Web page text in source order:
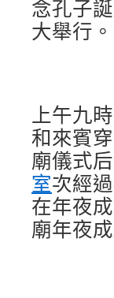
念孔子
大舉行。
上午九
和來賓
廟儀式
室次經
在年夜
廟年夜